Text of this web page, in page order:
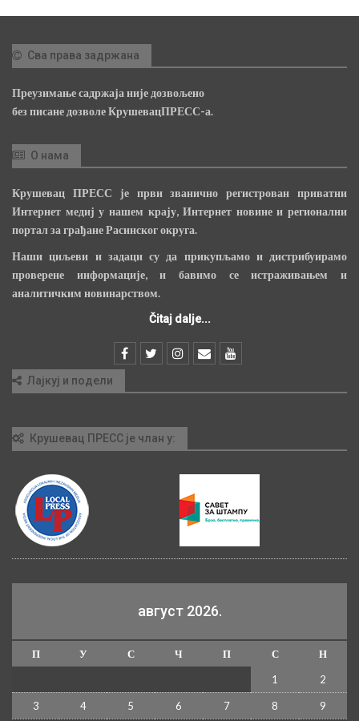
Сва права задржана
Преузимање садржаја није дозвољено
без писане дозволе КрушевацПРЕСС-а.
О нама
Крушевац ПРЕСС је први званично регистрован приватни
Интернет медиј у нашем крају, Интернет новине и регионални
портал за грађане Расинског округа.
Наши циљеви и задаци су да прикупљамо и дистрибуирамо
проверене информације, и бавимо се истраживањем и
аналитичким новинарством.
Čitaj dalje...
Лајкуј и подели
Крушевац ПРЕСС је члан у:
август 2026.
П У С Ч П С
Н
1
2
3 4 5 6 7 8 9